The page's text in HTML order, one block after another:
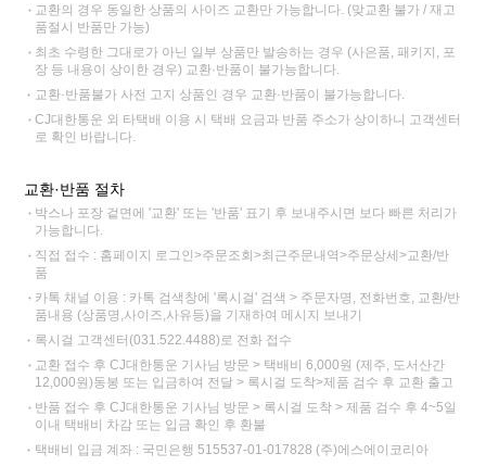
교환의 경우 동일한 상품의 사이즈 교환만 가능합니다. (맞교환 불가 / 재고
품절시 반품만 가능)
최초 수령한 그대로가 아닌 일부 상품만 발송하는 경우 (사은품, 패키지, 포
장 등 내용이 상이한 경우) 교환·반품이 불가능합니다.
교환·반품불가 사전 고지 상품인 경우 교환·반품이 불가능합니다.
CJ대한통운 외 타택배 이용 시 택배 요금과 반품 주소가 상이하니 고객센터
로 확인 바랍니다.
교환·반품 절차
박스나 포장 겉면에 '교환' 또는 '반품' 표기 후 보내주시면 보다 빠른 처리가
가능합니다.
직접 접수 : 홈페이지 로그인>주문조회>최근주문내역>주문상세>교환/반
품
카톡 채널 이용 : 카톡 검색창에 '록시걸' 검색 > 주문자명, 전화번호, 교환/반
품내용 (상품명,사이즈,사유등)을 기재하여 메시지 보내기
록시걸 고객센터(031.522.4488)로 전화 접수
교환 접수 후 CJ대한통운 기사님 방문 > 택배비 6,000원 (제주, 도서산간
12,000원)동봉 또는 입금하여 전달 > 록시걸 도착>제품 검수 후 교환 출고
반품 접수 후 CJ대한통운 기사님 방문 > 록시걸 도착 > 제품 검수 후 4~5일
이내 택배비 차감 또는 입금 확인 후 환불
택배비 입금 계좌 : 국민은행 515537-01-017828 (주)에스에이코리아